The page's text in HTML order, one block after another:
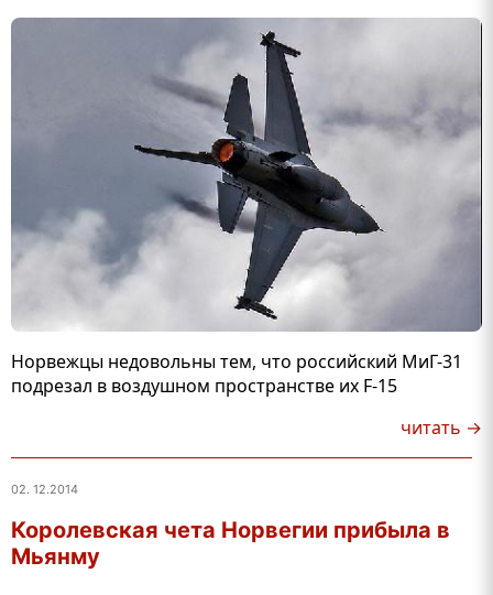
Норвежцы недовольны тем, что российский МиГ-31
подрезал в воздушном пространстве их F-15
читать →
02. 12.2014
Королевская чета Норвегии прибыла в
Мьянму